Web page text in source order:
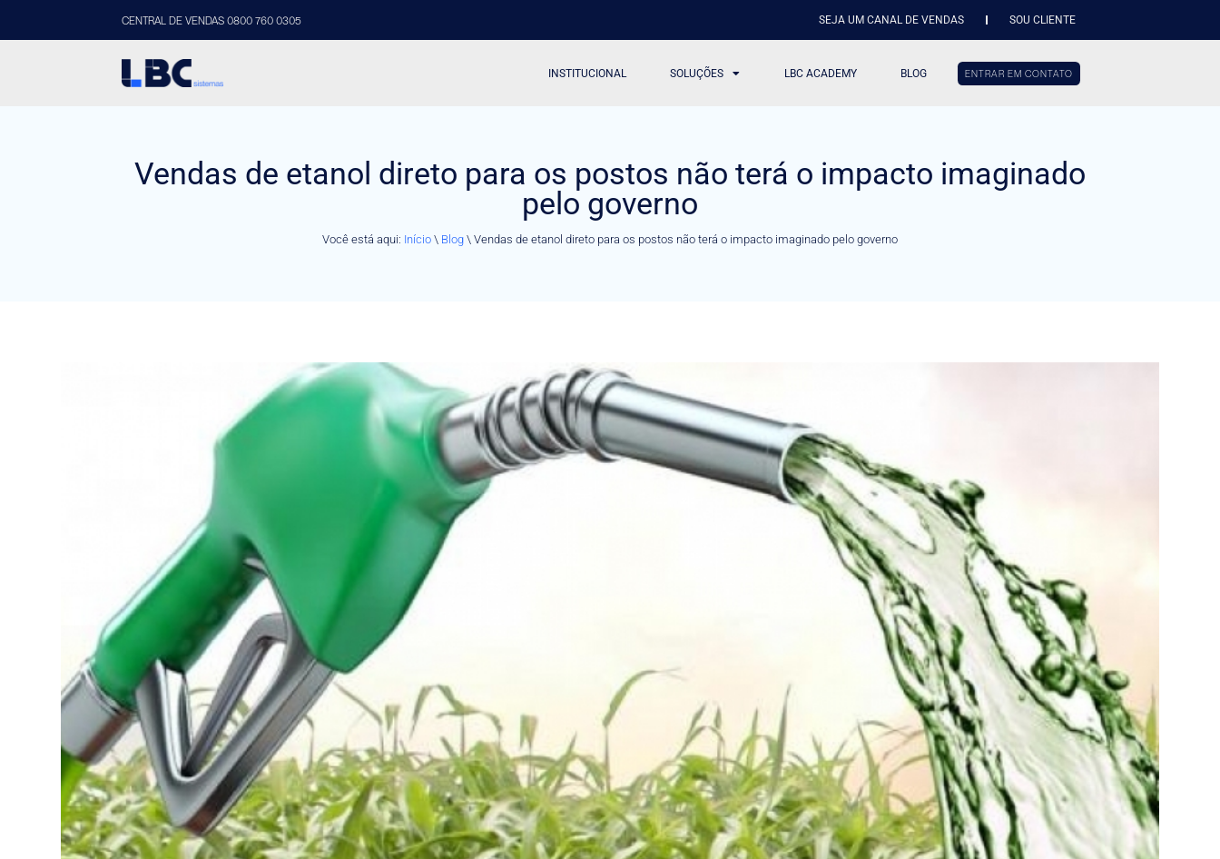
CENTRAL DE VENDAS 0800 760 0305 SEJA UM CANAL DE VENDAS SOU CLIENTE
INSTITUCIONAL SOLUÇÕES LBC ACADEMY BLOG ENTRAR EM CONTATO
Vendas de etanol direto para os postos não terá o impacto imaginado
pelo governo
Você está aqui: Início \ Blog \ Vendas de etanol direto para os postos não terá o impacto imaginado pelo governo